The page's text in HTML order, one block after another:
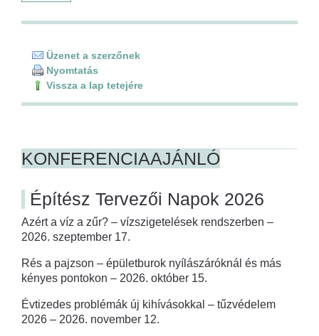
Üzenet a szerzőnek
Nyomtatás
Vissza a lap tetejére
KONFERENCIAAJÁNLÓ
Építész Tervezői Napok 2026
Azért a víz a zűr? – vízszigetelések rendszerben –
2026. szeptember 17.
Rés a pajzson – épületburok nyílászáróknál és más
kényes pontokon – 2026. október 15.
Évtizedes problémák új kihívásokkal – tűzvédelem
2026 – 2026. november 12.